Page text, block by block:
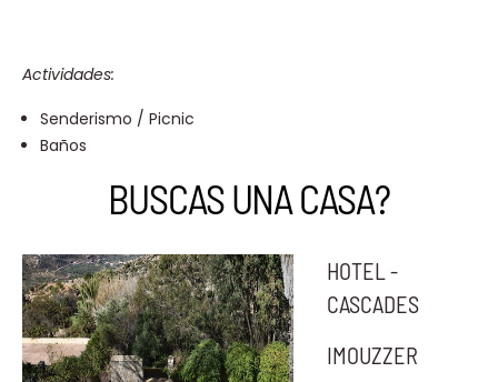
Actividades:
Senderismo / Picnic
Baños
BUSCAS UNA CASA?
HOTEL -
CASCADES
IMOUZZER